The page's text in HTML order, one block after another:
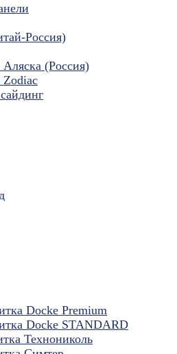
Россия)
(Россия)
Zodiac
Docke Premium
Docke STANDARD
Технониколь